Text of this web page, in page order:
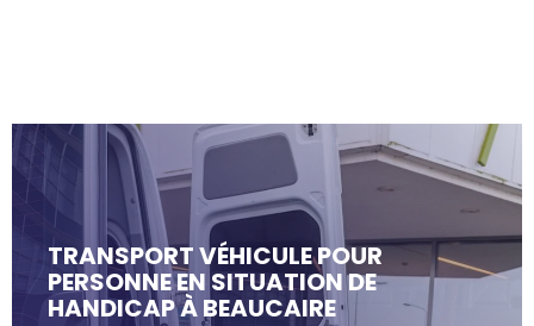
TRANSPORT VÉHICULE POUR
PERSONNE EN SITUATION DE
HANDICAP À BEAUCAIRE